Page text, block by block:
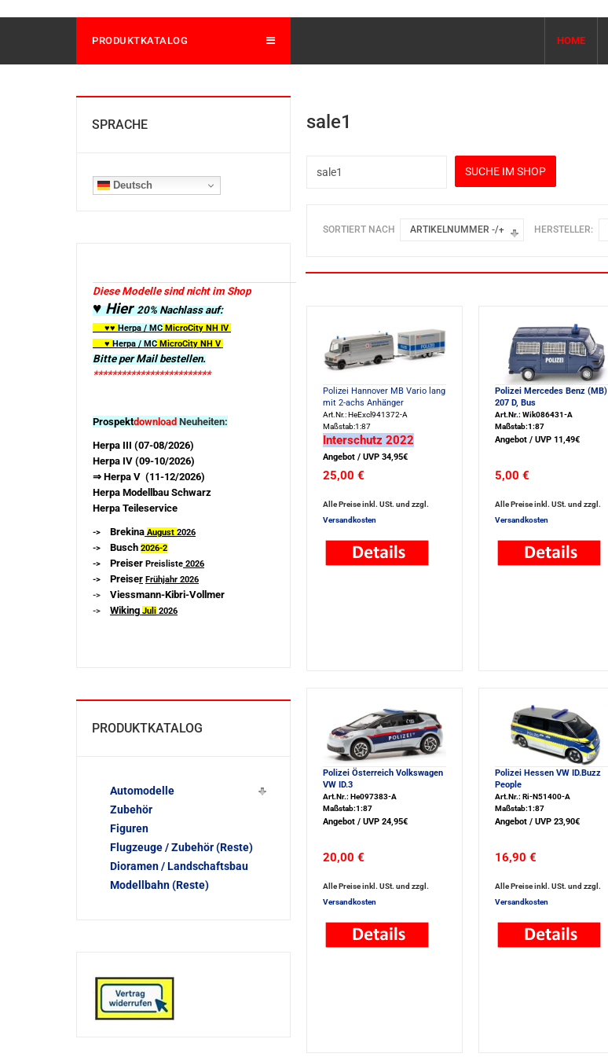
PRODUKTKATALOG HOME
sale1
SORTIERT NACH ARTIKELNUMMER -/+ HERSTELLER:
Polizei Hannover MB Vario lang
mit 2-achs Anhänger
Art.Nr.: HeExcl941372-A
Maßstab:1:87
Interschutz 2022
Angebot / UVP 34,95€
25,00 €
Alle Preise inkl. USt. und zzgl.
Versandkosten
Polizei Mercedes Benz (MB)
207 D, Bus
Art.Nr.: Wik086431-A
Maßstab:1:87
Angebot / UVP 11,49€
5,00 €
Alle Preise inkl. USt. und zzgl.
Versandkosten
Polizei Österreich Volkswagen
VW ID.3
Art.Nr.: He097383-A
Maßstab:1:87
Angebot / UVP 24,95€
20,00 €
Alle Preise inkl. USt. und zzgl.
Versandkosten
Polizei Hessen VW ID.Buzz
People
Art.Nr.: Ri-N51400-A
Maßstab:1:87
Angebot / UVP 23,90€
16,90 €
Alle Preise inkl. USt. und zzgl.
Versandkosten
SPRACHE
Deutsch
Diese Modelle sind nicht im Shop
♥ Hier20% Nachlass auf:
♥♥ Herpa / MC MicroCity NH IV
♥ Herpa / MC MicroCity NH V
Bitte per Mail bestellen.
*************************
Prospektdownload Neuheiten:
Herpa III (07-08/2026)
Herpa IV (09-10/2026)
⇒ Herpa V (11-12/2026)
Herpa Modellbau Schwarz
Herpa Teileservice
-> Brekina August 2026
-> Busch 2026-2
-> Preiser Preisliste 2026
-> Preiser Frühjahr 2026
-> Viessmann-Kibri-Vollmer
-> Wiking Juli 2026
PRODUKTKATALOG
Automodelle
Zubehör
Figuren
Flugzeuge / Zubehör (Reste)
Dioramen / Landschaftsbau
Modellbahn (Reste)